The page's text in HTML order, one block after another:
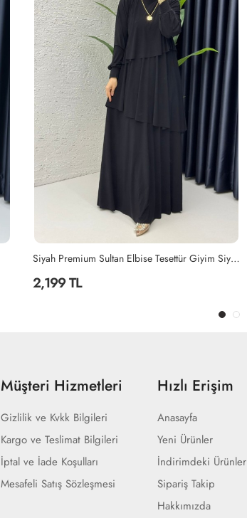
Lacivert Hanzade Takım Tesettür Giyim Lacivert
2,199 TL
Müşteri Hizmetleri
Gizlilik ve Kvkk Bilgileri
Kargo ve Teslimat Bilgileri
İptal ve İade Koşulları
Mesafeli Satış Sözleşmesi
Hızlı Erişim
Anasayfa
Yeni Ürünler
İndirimdeki Ürünler
Sipariş Takip
Hakkımızda